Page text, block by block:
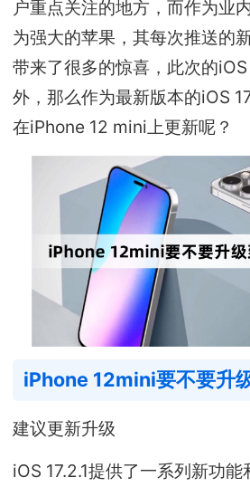
户重点关注的地方，而作为业
为强大的苹果，其每次推送的
带来了很多的惊喜，此次的
外，那么作为最新版本的iOS
在iPhone 12 mini上更新呢？
iPhone 12mini要不要升
建议更新升级
iOS 17.2.1提供了一系列新功